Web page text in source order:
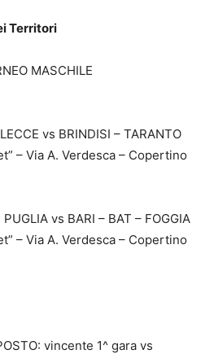
Territori
MASCHILE
vs BRINDISI – TARANTO
– Via A. Verdesca – Copertino
vs BARI – BAT – FOGGIA
– Via A. Verdesca – Copertino
vincente 1^ gara vs